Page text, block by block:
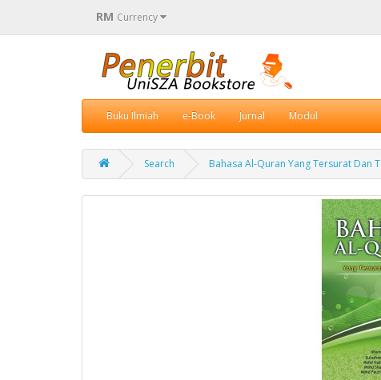
RM Currency
Buku Ilmiah e-Book Jurnal Modul
Search Bahasa Al-Quran Yang Tersurat Dan